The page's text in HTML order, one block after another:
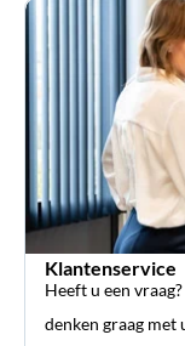
Klantenservice
Heeft u een
denken graag met